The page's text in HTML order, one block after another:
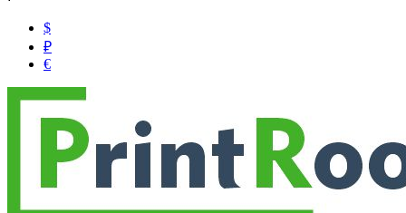
$
₽
€